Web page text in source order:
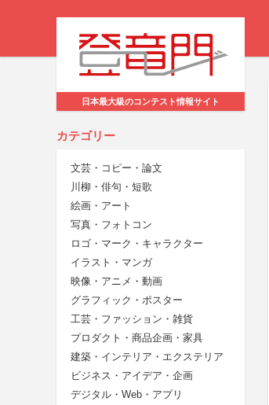
日本最大級のコンテスト情報サイト
カテゴリー
文芸・コピー・論文
川柳・俳句・短歌
絵画・アート
写真・フォトコン
ロゴ・マーク・キャラクター
イラスト・マンガ
映像・アニメ・動画
グラフィック・ポスター
工芸・ファッション・雑貨
プロダクト・商品企画・家具
建築・インテリア・エクステリア
ビジネス・アイデア・企画
デジタル・Web・アプリ